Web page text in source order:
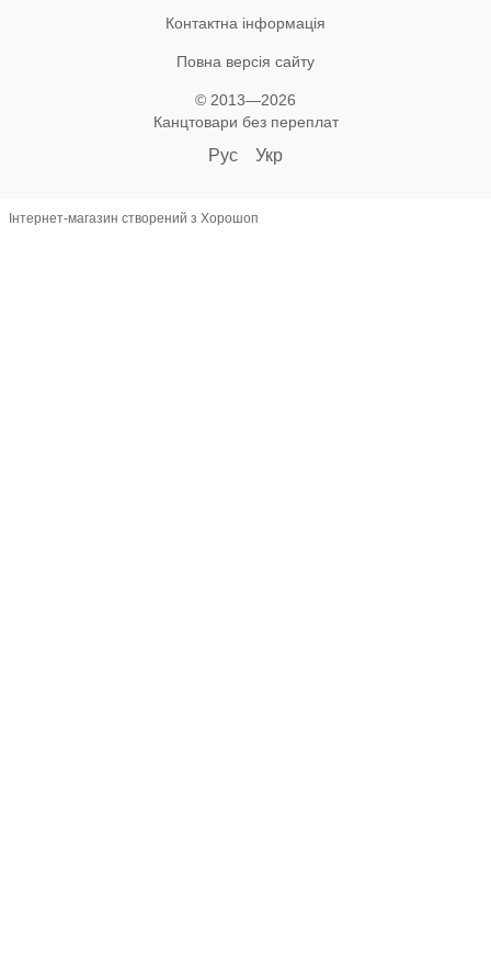
Контактна інформація
Повна версія сайту
© 2013—2026
Канцтовари без переплат
Рус Укр
Інтернет-магазин створений з Хорошоп